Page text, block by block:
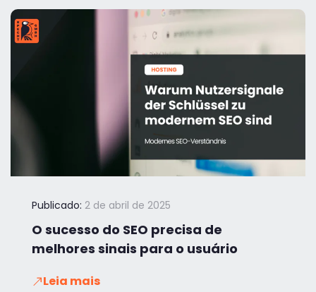
Publicado: 2 de abril de 2025
O sucesso do SEO precisa de
melhores sinais para o usuário
Leia mais